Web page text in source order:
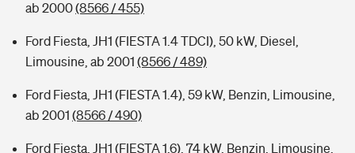
ab 2000(8566 / 455)
Ford Fiesta, JH1 (FIESTA 1.4 TDCI), 50 kW, Diesel,
Limousine, ab 2001 (8566 / 489)
Ford Fiesta, JH1 (FIESTA 1.4), 59 kW, Benzin, Limousine,
ab 2001 (8566 / 490)
Ford Fiesta, JH1 (FIESTA 1.6), 74 kW, Benzin, Limousine,